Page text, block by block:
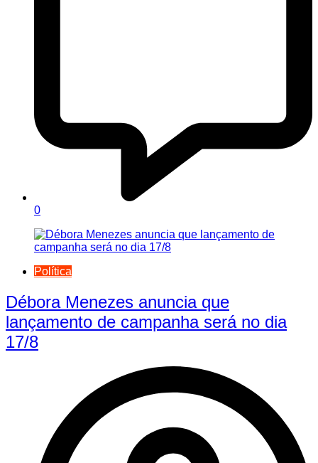
0
Política
Débora Menezes anuncia que
lançamento de campanha será no dia
17/8